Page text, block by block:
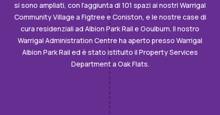
si sono ampliati, con l'aggiunta di 101 spazi ai nostri Warrigal
Community Village a Figtree e Coniston, e le nostre case di
cura residenziali ad Albion Park Rail e Goulburn. Il nostro
Warrigal Administration Centre ha aperto presso Warrigal
Albion Park Rail ed è stato istituito il Property Services
Department a Oak Flats.